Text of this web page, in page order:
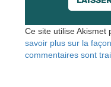
Ce site utilise Akismet
savoir plus sur la
commentaires sont